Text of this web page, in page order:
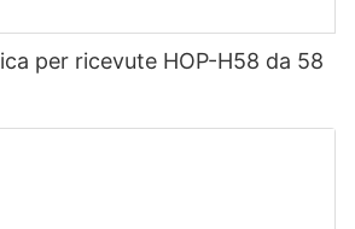
per ricevute HOP-H58 da 58